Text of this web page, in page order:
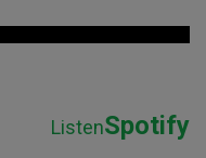
ListenSpotify